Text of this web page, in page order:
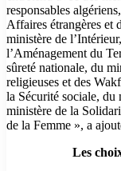
responsables
Affaires étrangères et
ministère de
l’Aménagement du
sûreté nationale, du
religieuses et des
la Sécurité sociale, du
ministère de la
de la Femme », a
Les